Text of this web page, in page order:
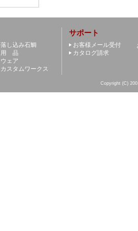
落し込み石鯛
用 品
ウェア
カスタムワークス
サポート
お客様メール受付
カタログ請求
Copyright (C)